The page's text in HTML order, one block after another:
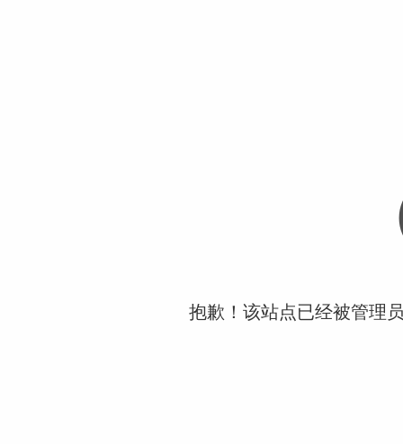
抱歉！该站点已经被管理